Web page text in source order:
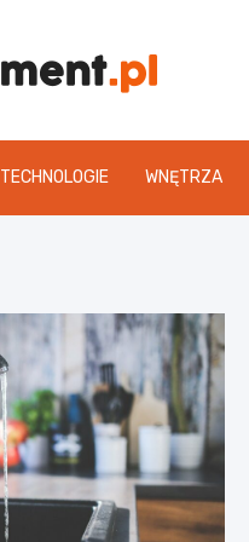
TECHNOLOGIE WNĘTRZA